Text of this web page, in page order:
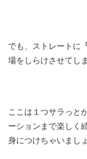
でも、ストレートに
場をしらけさせてし
ここは１つサラっと
ーションまで楽しく
身につけちゃいまし